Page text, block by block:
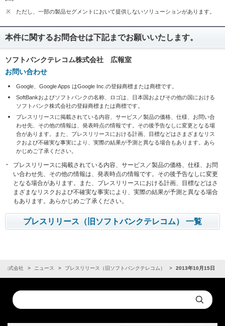
※ ただし、一部の製品セグメントにおいて提供しないソリューションがあります。
本件に関するお問合せは下記までお願いいたします。
ソフトバンクテレコム株式会社 広報室
お問い合わせ
Google、Google Apps はGoogle Inc.の登録商標または商標です。
SoftBankおよびソフトバンクの名称、ロゴは、日本国およびその他の国における
ソフトバンク株式会社の登録商標または商標です。
プレスリリースに掲載されている内容、サービス／製品の価格、仕様、お問い合
わせ先、その他の情報は、発表時点の情報です。その後予告なしに変更となる場
合があります。また、プレスリリースにおける計画、目標などはさまざまなリス
クおよび不確実な事実により、実際の結果が予測と異なる場合もあります。あら
かじめご了承ください。
プレスリリースに掲載されている内容、サービス／製品の価格、仕様、お問
い合わせ先、その他の情報は、発表時点の情報です。その後予告なしに変更
となる場合があります。また、プレスリリースにおける計画、目標などはさ
まざまなリスクおよび不確実な事実により、実際の結果が予測と異なる場合
もあります。あらかじめご了承ください。
プレスリリース（旧ソフトバンクテレコム） 一覧
株式会社 ニュース プレスリリース（旧ソフトバンクテレコム） 2013年10月15日
Conduct
a
Submit